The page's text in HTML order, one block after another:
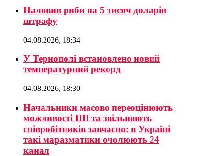
Наловив риби на 5 тисяч доларів
штрафу
04.08.2026, 18:34
У Тернополі встановлено новий
температурний рекорд
04.08.2026, 18:30
Начальники масово переоцінюють
можливості ШІ та звільняють
співробітників завчасно: в Україні
такі маразматики очолюють 24
канал